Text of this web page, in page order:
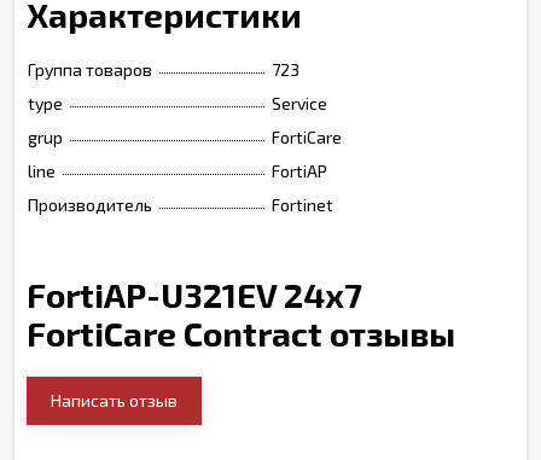
Характеристики
Группа товаров
723
type
Service
grup
FortiCare
line
FortiAP
Производитель
Fortinet
FortiAP-U321EV 24x7
FortiCare Contract отзывы
Написать отзыв